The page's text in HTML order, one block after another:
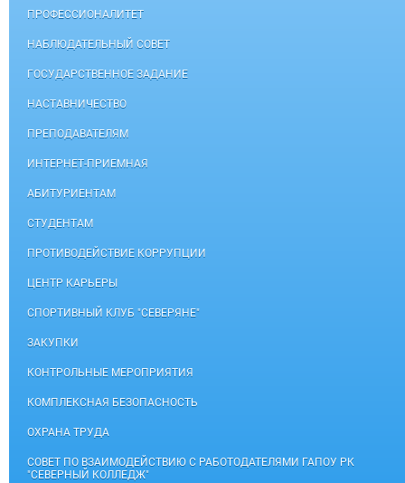
ПРОФЕССИОНАЛИТЕТ
НАБЛЮДАТЕЛЬНЫЙ СОВЕТ
ГОСУДАРСТВЕННОЕ ЗАДАНИЕ
НАСТАВНИЧЕСТВО
ПРЕПОДАВАТЕЛЯМ
ИНТЕРНЕТ-ПРИЕМНАЯ
АБИТУРИЕНТАМ
СТУДЕНТАМ
ПРОТИВОДЕЙСТВИЕ КОРРУПЦИИ
ЦЕНТР КАРЬЕРЫ
СПОРТИВНЫЙ КЛУБ "СЕВЕРЯНЕ"
ЗАКУПКИ
КОНТРОЛЬНЫЕ МЕРОПРИЯТИЯ
КОМПЛЕКСНАЯ БЕЗОПАСНОСТЬ
ОХРАНА ТРУДА
СОВЕТ ПО ВЗАИМОДЕЙСТВИЮ С РАБОТОДАТЕЛЯМИ ГАПОУ РК
"СЕВЕРНЫЙ КОЛЛЕДЖ"